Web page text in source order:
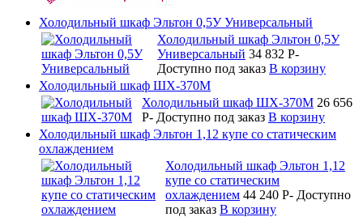
Холодильный шкаф Эльтон 0,5У Универсальный
Холодильный шкаф Эльтон 0,5У
Универсальный 34 832 P-
Доступно под заказ В корзину
Холодильный шкаф ШХ-370М
Холодильный шкаф ШХ-370М 26 656
P- Доступно под заказ В корзину
Холодильный шкаф Эльтон 1,12 купе со статическим
охлаждением
Холодильный шкаф Эльтон 1,12
купе со статическим
охлаждением 44 240 P- Доступно
под заказ В корзину